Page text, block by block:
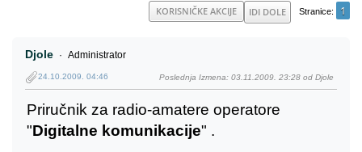
IDI DOLE Stranice 1
KORISNIČKE AKCIJE
Djole Administrator
24.10.2009. 04:46 Poslednja Izmena: 03.11.2009. 23:28 od Djole
Priručnik za radio-amatere operatore
"Digitalne komunikacije" .